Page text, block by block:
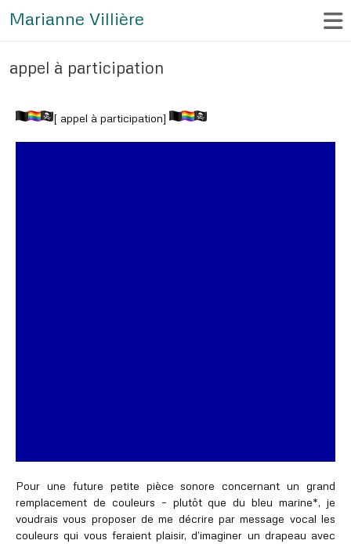
Marianne Villière
appel à participation
[ appel à participation]
Pour une future petite pièce sonore concernant un grand
remplacement de couleurs – plutôt que du bleu marine*, je
voudrais vous proposer de me décrire par message vocal les
couleurs qui vous feraient plaisir, d’imaginer un drapeau avec